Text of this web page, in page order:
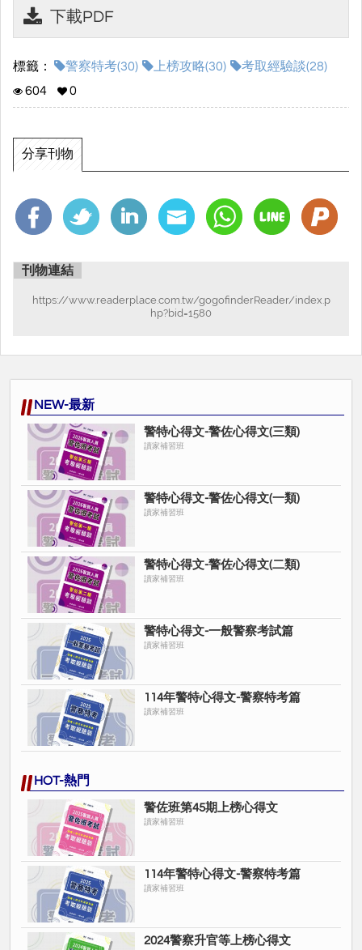
☆進入電子書畫面點選左側⌜☁下載⌟符號，就可以下載上榜攻略囉!!
☆
下載PDF
標籤： 警察特考(30) 上榜攻略(30)
考取經驗談(28)
604
0
分享刊物
刊物連結
https://www.readerplace.com.tw/gogofinderReader/index.p
hp?bid=1580
NEW-最新
警特心得文-警佐心得文(三類)
讀家補習班
警特心得文-警佐心得文(一類)
讀家補習班
警特心得文-警佐心得文(二類)
讀家補習班
警特心得文-一般警察考試篇
讀家補習班
114年警特心得文-警察特考篇
讀家補習班
HOT-熱門
警佐班第45期上榜心得文
讀家補習班
114年警特心得文-警察特考篇
讀家補習班
2024警察升官等上榜心得文